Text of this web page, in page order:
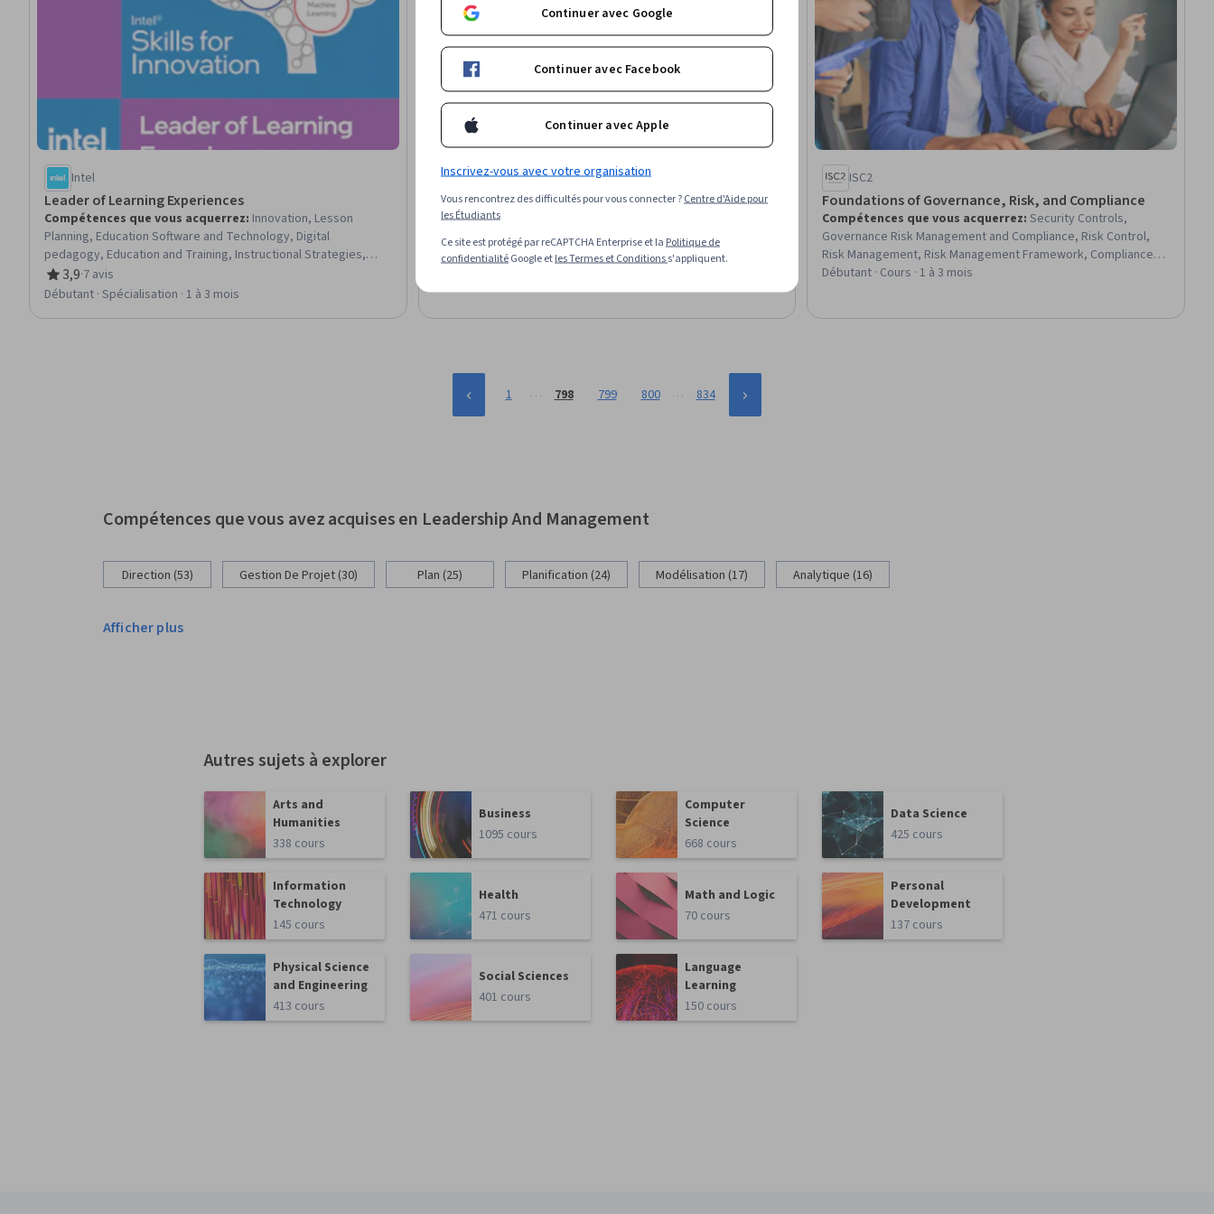
Intel
Leader of Learning Experiences
Compétences que vous acquerrez: Innovation, Lesson
Planning, Education Software and Technology, Digital
pedagogy, Education and Training, Instructional Strategies,
Teamwork, Collaboration, Classroom Management, Curriculum
Planning, Creative Problem-Solving, Team Collaboration, Stress
3,9
évaluation, 3,9 sur 5 étoiles
·7 avis
Débutant · Spécialisation · 1 à 3 mois
Packt
QuickBooks - Just the Basics
Compétences que vous acquerrez
Software), Reconciliation, Financial Reporting, Bookkeeping,
Inventory Management, Ledgers (Accounting), Accounting,
Inventory Control, Accounting Software, Sales Tax, Accounting
ISC2
Foundations of Governance, Risk, and Compliance
Compétences que vous acquerrez:Security Controls,
Governance Risk Management and Compliance, Risk Control,
Risk Management, Risk Management Framework, Compliance
Management, Compliance Auditing, Cyber Governance,
Débutant · Cours · 1 à 3 mois
1 … 798 799 800 … 834
Compétences que vous avez acquises en Leadership And Management
Direction (53) Gestion De Projet (30) Plan (25) Planification (24) Modélisation (17) Analytique (16)
Afficher plus
Autres sujets à explorer
Arts and
Humanities
338 cours
Business
1095 cours
Computer
Science
668 cours
Data Science
425 cours
Information
Technology
145 cours
Health
471 cours
Math and Logic
70 cours
Personal
Development
137 cours
Physical Science
and Engineering
413 cours
Social Sciences
401 cours
Language
Learning
150 cours
Continuer avec Google
Continuer avec Facebook
Continuer avec Apple
Inscrivez-vous avec votre organisation
Vous rencontrez des difficultés pour vous connecter ?Centre d'Aide pour
les Étudiants
Ce site est protégé par reCAPTCHA Enterprise et laPolitique de
confidentialitéGoogle etles Termes et Conditionss'appliquent.